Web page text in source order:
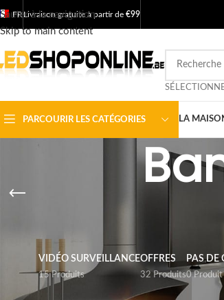
Sauter à la navigation
Skip to main content
FRLivraison gratuite à partir de €99
PARCOURIR LES CATÉGORIES LA
VIDÉO SURVEILLANCE
15 Produits
OFFRES
32 Produits
PAS DE
0 Produit
FILTRER PAR PRIX